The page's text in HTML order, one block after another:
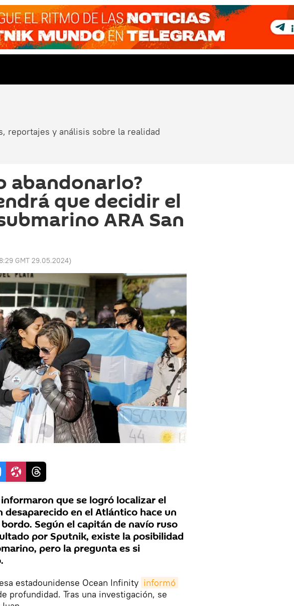
reportajes y análisis sobre la realidad
abandonarlo?
que decidir el
ARA San
GMT 29.05.2024)
que se logró localizar el
desaparecido en el Atlántico hace un
Según el capitán de navío ruso
por Sputnik, existe la posibilidad
pero la pregunta es si
estadounidense Ocean Infinity informó
profundidad. Tras una investigación, se